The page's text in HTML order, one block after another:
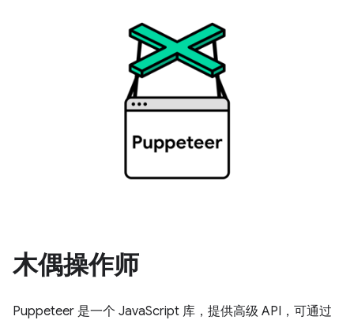
木偶操作师
Puppeteer 是一个 JavaScript 库，提供高级 API，可通过